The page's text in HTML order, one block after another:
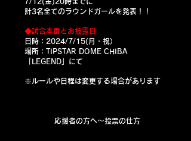
計3名全てのラウンドガールを発表！！
◆試合本番とお披露目
日時：2024/7/15(月・祝）
場所： TIPSTAR DOME CHIBA
「LEGEND」にて
※ルールや日程は変更する場合があります
応援者の方へ〜投票の仕方